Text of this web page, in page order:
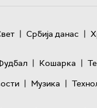
| Србија данас |
| Кошарка |
| Музика |